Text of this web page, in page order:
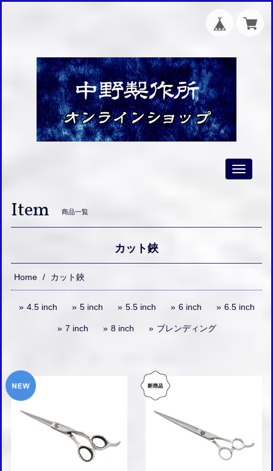
Toggle
Item 商品一覧
カット鋏
Home カット鋏
4.5 inch 5 inch 5.5 inch 6 inch 6.5 inch
7 inch 8 inch ブレンディング